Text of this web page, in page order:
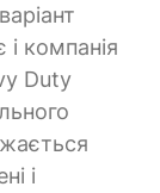
компанія
Duty
і